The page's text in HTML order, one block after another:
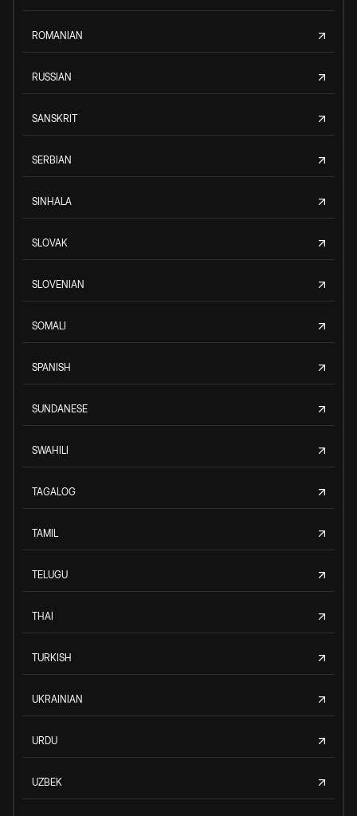
ROMANIAN
RUSSIAN
SANSKRIT
SERBIAN
SINHALA
SLOVAK
SLOVENIAN
SOMALI
SPANISH
SUNDANESE
SWAHILI
TAGALOG
TAMIL
TELUGU
THAI
TURKISH
UKRAINIAN
URDU
UZBEK